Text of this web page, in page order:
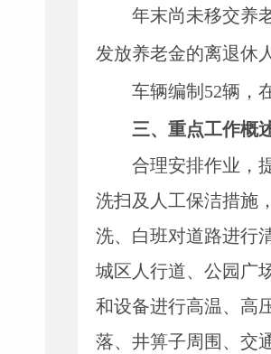
年末尚未移交养
发放养老金的离退休
车辆编制 52辆，
三、重点工作概
合理安排作业，
洗扫及人工保洁措施
洗、 白班对道路进行
城区人行道、公园广
和设备进行高温、高
落、井箅子周围、交